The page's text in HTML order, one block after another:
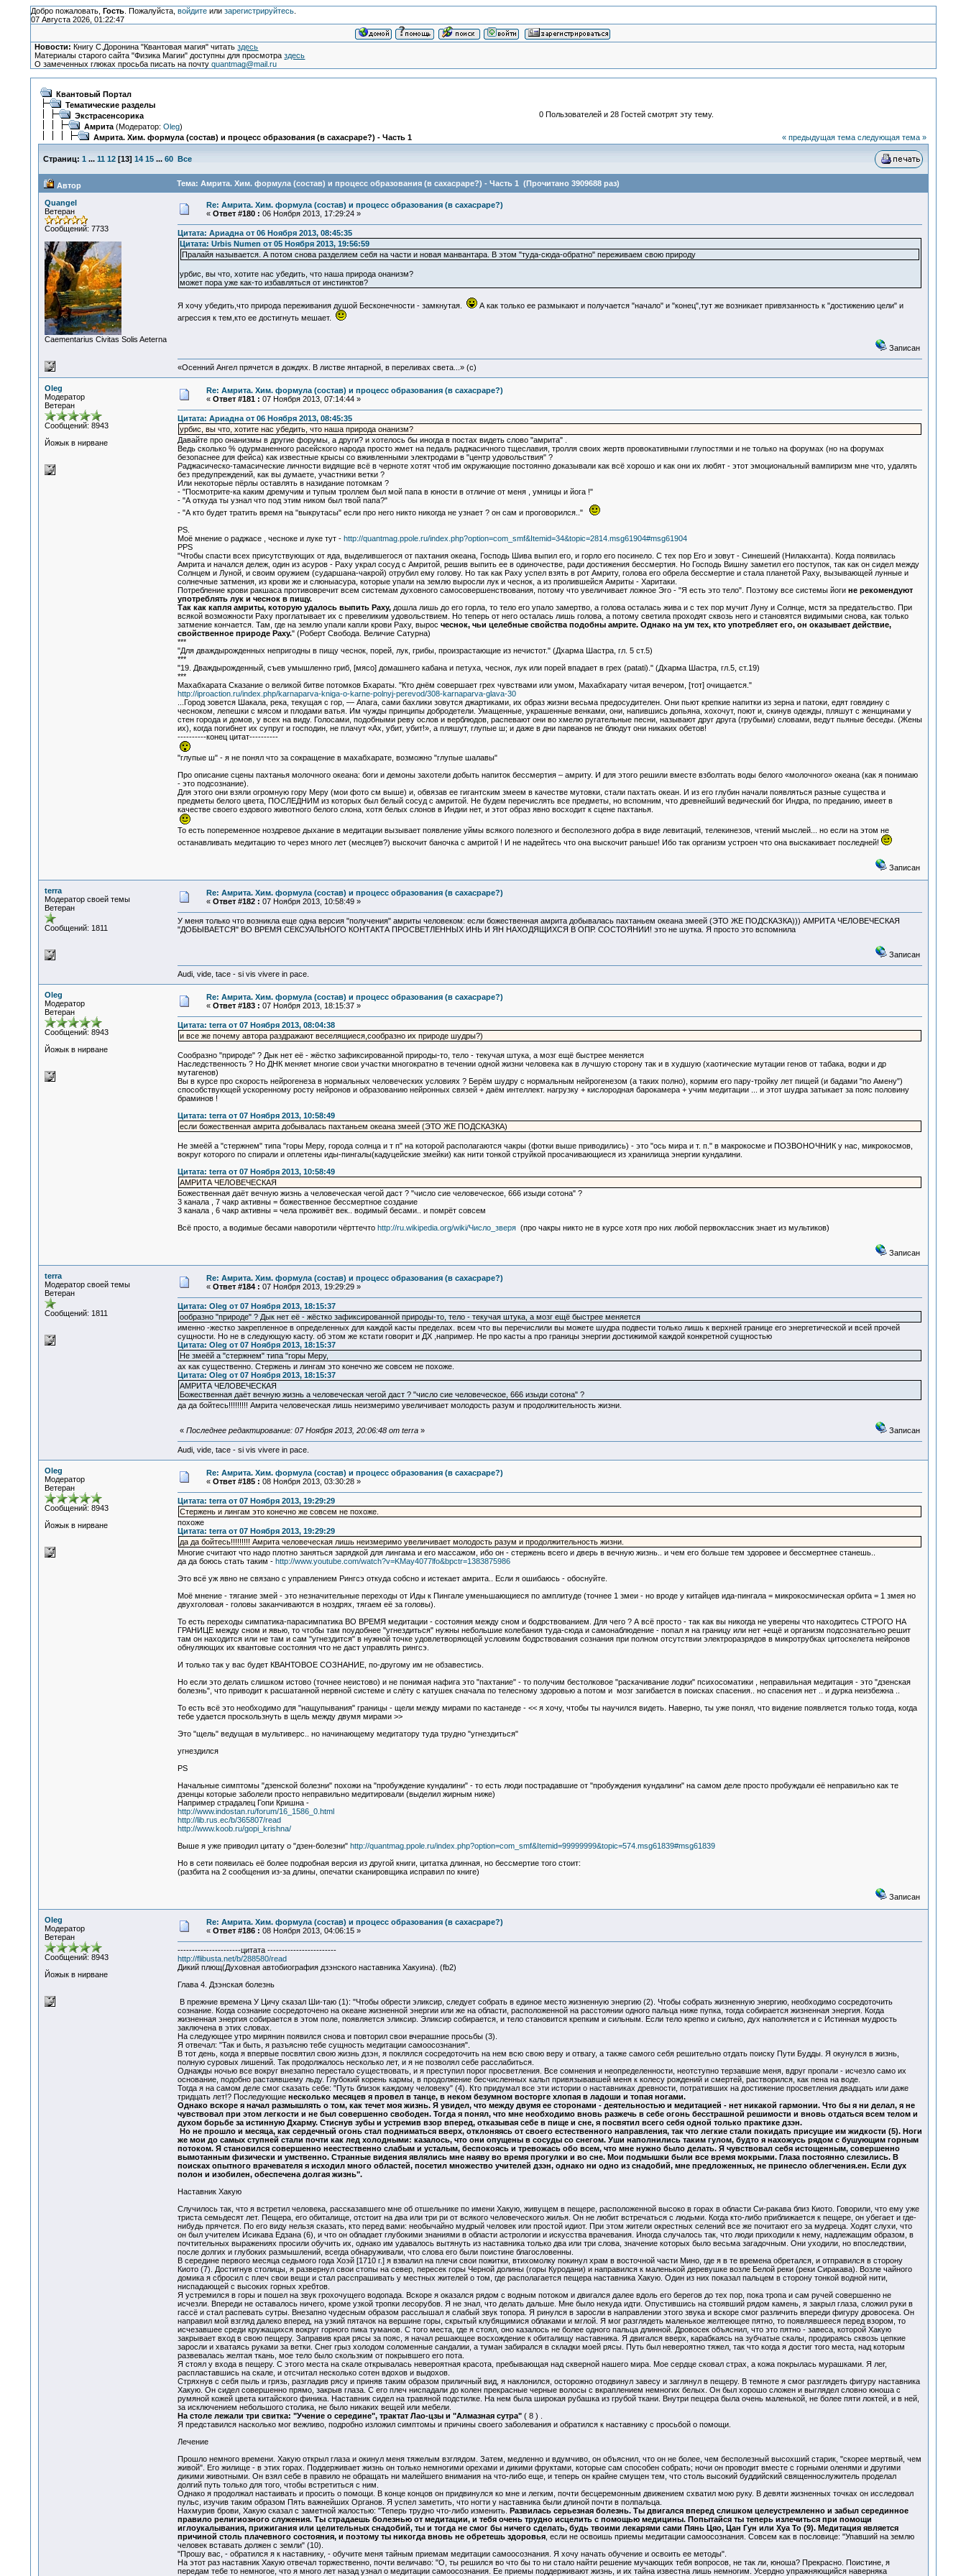
Добро пожаловать, Гость. Пожалуйста, войдитеили зарегистрируйтесь.
07 Августа 2026, 01:22:47
Новости: Книгу С.Доронина "Квантовая магия" читатьздесь
Материалы старого сайта "Физика Магии" доступны для просмотраздесь
О замеченных глюках просьба писать на почтуquantmag@mail.ru
Квантовый Портал
Тематические разделы
Экстрасенсорика
Амрита(Модератор: Oleg)
Амрита. Хим. формула (состав) и процесс образования (в сахасраре?) - Часть 1
0 Пользователей и 28 Гостей смотрят эту тему.
« предыдущая тема следующая тема »
Страниц: 1 ... 11 12[13] 14 15 ... 60 Все
Автор Тема: Амрита. Хим. формула (состав) и процесс образования (в сахасраре?) - Часть 1 (Прочитано 3909688 раз)
Quangel
Ветеран
Сообщений: 7733
Сaementarius Civitas Solis Aeterna
Re: Амрита. Хим. формула (состав) и процесс образования (в сахасраре?)
« Ответ #180 : 06 Ноября 2013, 17:29:24 »
Цитата: Ариадна от 06 Ноября 2013, 08:45:35
Цитата: Urbis Numen от 05 Ноября 2013, 19:56:59
Пралайя называется. А потом снова разделяем себя на части и новая манвантара. В этом "туда-сюда-обратно" переживаем свою природу
урбис, вы что, хотите нас убедить, что наша природа онанизм?
может пора уже как-то избавляться от инстинктов?
Я хочу убедить,что природа переживания душой Бесконечности - замкнутая.
А как только ее размыкают и получается "начало" и "конец",тут же возникает привязанность к "достижению цели" и
агрессия к тем,кто ее достигнуть мешает.
Записан
«Осенний Ангел прячется в дождях. В листве янтарной, в переливах света...» (c)
Oleg
Модератор
Ветеран
Сообщений: 8943
Йожык в нирване
Re: Амрита. Хим. формула (состав) и процесс образования (в сахасраре?)
« Ответ #181 : 07 Ноября 2013, 07:14:44 »
Цитата: Ариадна от 06 Ноября 2013, 08:45:35
урбис, вы что, хотите нас убедить, что наша природа онанизм?
Давайте про онанизмы в другие форумы, а други? и хотелось бы иногда в постах видеть слово "амрита" .
Ведь сколько % одурманенного расейского народа просто жмет на педаль раджасичного тщеславия, тролля своих жертв провокативными глупостями и не только на форумах (но на форумах
безопаснее для фейса) как известные крысы со вживленными электродами в "центр удовольствия" ?
Раджасическо-тамасические личности видящие всё в черноте хотят чтоб им окружающие постоянно доказывали как всё хорошо и как они их любят - этот эмоциональный вампиризм мне что, удалять
без предупреждений, как вы думаете, участники ветки ?
Или некоторые пёрлы оставлять в назидание потомкам ?
- "Посмотрите-ка каким дремучим и тупым троллем был мой папа в юности в отличие от меня , умницы и йога !"
- "А откуда ты узнал что под этим ником был твой папа?"
- "А кто будет тратить время на "выкрутасы" если про него никто никогда не узнает ? он сам и проговорился.."
PS.
Моё мнение о раджасе , чесноке и луке тут - http://quantmag.ppole.ru/index.php?option=com_smf&Itemid=34&topic=2814.msg61904#msg61904
PPS
"Чтобы спасти всех присутствующих от яда, выделившегося от пахтания океана, Господь Шива выпил его, и горло его посинело. С тех пор Его и зовут - Синешеий (Нилакханта). Когда появилась
Амрита и начался дележ, один из асуров - Раху украл сосуд с Амритой, решив выпить ее в одиночестве, ради достижения бессмертия. Но Господь Вишну заметил его поступок, так как он сидел между
Солнцем и Луной, и своим оружием (сударшана-чакрой) отрубил ему голову. Но так как Раху успел взять в рот Амриту, голова его обрела бессмертие и стала планетой Раху, вызывающей лунные и
солнечные затмения, из крови же и слюныасура, которые упали на землю выросли лук и чеснок, а из пролившейся Амриты - Харитаки.
Потребление крови ракшаса противовречит всем системам духовного самосовершенствования, потому что увеличивает ложное Эго - "Я есть это тело". Поэтому все системы йоги не рекомендуют
употреблять лук и чеснок в пищу.
Так как капля амриты, которую удалось выпить Раху,дошла лишь до его горла, то тело его упало замертво, а голова осталась жива и с тех пор мучит Луну и Солнце, мстя за предательство. При
всякой возможности Раху проглатывает их с превеликим удовольствием. Но теперь от него осталась лишь голова, а потому светила проходят сквозь него и становятся видимыми снова, как только
затмение кончается. Там, где на землю упали капли крови Раху, вырос чеснок, чьи целебные свойства подобны амрите. Однако на ум тех, кто употребляет его, он оказывает действие,
свойственное природе Раху." (Роберт Свобода. Величие Сатурна)
***
"Для дваждырожденных непригодны в пищу чеснок, порей, лук, грибы, произрастающие из нечистот." (Дхарма Шастра, гл. 5 ст.5)
***
"19. Дваждырожденный, съев умышленно гриб, [мясо] домашнего кабана и петуха, чеснок, лук или порей впадает в грех (patati)." (Дхарма Шастра, гл.5, ст.19)
***
Махабхарата Сказание о великой битве потомков Бхараты. "Кто днём совершает грех чувствами или умом, Махабхарату читая вечером, [тот] очищается."
http://iproaction.ru/index.php/karnaparva-kniga-o-karne-polnyj-perevod/308-karnaparva-glava-30
...Город зовется Шакала, река, текущая с гор, — Апага, сами бахлики зовутся джартиками, их образ жизни весьма предосудителен. Они пьют крепкие напитки из зерна и патоки, едят говядину с
чесноком, лепешки с мясом и плодами ватья. Им чужды принципы добродетели. Умащенные, украшенные венками, они, напившись допьяна, хохочут, поют и, скинув одежды, пляшут с женщинами у
стен города и домов, у всех на виду. Голосами, подобными реву ослов и верблюдов, распевают они во хмелю ругательные песни, называют друг друга (грубыми) словами, ведут пьяные беседы. (Жены
их), когда погибнет их супруг и господин, не плачут «Ах, убит, убит!», а пляшут, глупые ш; и даже в дни парванов не блюдут они никаких обетов!
----------конец цитат----------
"глупые ш" - я не понял что за сокращение в махабхарате, возможно "глупые шалавы"
Про описание сцены пахтанья молочного океана: боги и демоны захотели добыть напиток бессмертия – амриту. И для этого решили вместе взболтать воды белого «молочного» океана (как я понимаю
- это подсознание).
Для этого они взяли огромную гору Меру (мои фото см выше) и, обвязав ее гигантским змеем в качестве мутовки, стали пахтать океан. И из его глубин начали появляться разные существа и
предметы белого цвета, ПОСЛЕДНИМ из которых был белый сосуд с амритой. Не будем перечислять все предметы, но вспомним, что древнейший ведический бог Индра, по преданию, имеет в
качестве своего ездового животного белого слона, хотя белых слонов в Индии нет, и этот образ явно восходит к сцене пахтанья.
То есть попеременное ноздревое дыхание в медитации вызывает появление уймы всякого полезного и бесполезного добра в виде левитаций, телекинезов, чтений мыслей... но если на этом не
останавливать медитацию то через много лет (месяцев?) выскочит баночка с амритой ! И не надейтесь что она выскочит раньше! Ибо так организм устроен что она выскакивает последней!
Записан
terra
Модератор своей темы
Ветеран
Сообщений: 1811
Re: Амрита. Хим. формула (состав) и процесс образования (в сахасраре?)
« Ответ #182 : 07 Ноября 2013, 10:58:49 »
У меня только что возникла еще одна версия "получения" амриты человеком: если божественная амрита добывалась пахтаньем океана змеей (ЭТО ЖЕ ПОДСКАЗКА))) АМРИТА ЧЕЛОВЕЧЕСКАЯ
"ДОБЫВАЕТСЯ" ВО ВРЕМЯ СЕКСУАЛЬНОГО КОНТАКТА ПРОСВЕТЛЕННЫХ ИНЬ И ЯН НАХОДЯЩИХСЯ В ОПР. СОСТОЯНИИ! это не шутка. Я просто это вспомнила
Записан
Audi, vide, tace - si vis vivere in pace.
Oleg
Модератор
Ветеран
Сообщений: 8943
Йожык в нирване
Re: Амрита. Хим. формула (состав) и процесс образования (в сахасраре?)
« Ответ #183 : 07 Ноября 2013, 18:15:37 »
Цитата: terra от 07 Ноября 2013, 08:04:38
и все же почему автора раздражают веселящиеся,сообразно их природе шудры?)
Сообразно "природе" ? Дык нет её - жёстко зафиксированной природы-то, тело - текучая штука, а мозг ещё быстрее меняется
Наследственность ? Но ДНК меняет многие свои участки многократно в течении одной жизни человека как в лучшую сторону так и в худшую (хаотические мутации генов от табака, водки и др
мутагенов)
Вы в курсе про скорость нейрогенеза в нормальных человеческих условиях ? Берём шудру с нормальным нейрогенезом (а таких полно), кормим его пару-тройку лет пищей (и бадами "по Амену")
способствующей ускоренному росту нейронов и образованию нейронных связей + даём интеллект. нагрузку + кислородная барокамера + учим медитации ... и этот шудра затыкает за пояс половину
браминов !
Цитата: terra от 07 Ноября 2013, 10:58:49
если божественная амрита добывалась пахтаньем океана змеей (ЭТО ЖЕ ПОДСКАЗКА)
Не змеёй а "стержнем" типа "горы Меру, города солнца и т п" на которой располагаются чакры (фотки выше приводились) - это "ось мира и т. п." в макрокосме и ПОЗВОНОЧНИК у нас, микрокосмов,
вокруг которого по спирали и оплетены иды-пингалы(кадуцейские змейки) как нити тонкой струйкой просачивающиеся из хранилища энергии кундалини.
Цитата: terra от 07 Ноября 2013, 10:58:49
АМРИТА ЧЕЛОВЕЧЕСКАЯ
Божественная даёт вечную жизнь а человеческая чегой даст ? "число сие человеческое, 666 изыди сотона" ?
3 канала , 7 чакр активны = божественное бессмертное создание
3 канала , 6 чакр активны = чела проживёт век.. водимый бесами.. и помрёт совсем
Всё просто, а водимые бесами наворотили чёрттечто http://ru.wikipedia.org/wiki/Число_зверя(про чакры никто не в курсе хотя про них любой первоклассник знает из мультиков)
Записан
terra
Модератор своей темы
Ветеран
Сообщений: 1811
Re: Амрита. Хим. формула (состав) и процесс образования (в сахасраре?)
« Ответ #184 : 07 Ноября 2013, 19:29:29 »
Цитата: Oleg от 07 Ноября 2013, 18:15:37
ообразно "природе" ? Дык нет её - жёстко зафиксированной природы-то, тело - текучая штука, а мозг ещё быстрее меняется
именно -жестко закрепленное в определенных для каждой касты пределах. всем что вы перечислили вы можете шудра подвести только лишь к верхней границе его энергетической и всей прочей
сущности. Но не в следующую касту. об этом же кстати говорит и ДХ ,например. Не про касты а про границы энергии достижимой каждой конкретной сущностью
Цитата: Oleg от 07 Ноября 2013, 18:15:37
Не змеёй а "стержнем" типа "горы Меру,
ах как существенно. Стержень и лингам это конечно же совсем не похоже.
Цитата: Oleg от 07 Ноября 2013, 18:15:37
АМРИТА ЧЕЛОВЕЧЕСКАЯ
Божественная даёт вечную жизнь а человеческая чегой даст ? "число сие человеческое, 666 изыди сотона" ?
да да бойтесь!!!!!!!!! Амрита человеческая лишь неизмеримо увеличивает молодость разум и продолжительность жизни.
« Последнее редактирование: 07 Ноября 2013, 20:06:48 от terra» Записан
Audi, vide, tace - si vis vivere in pace.
Oleg
Модератор
Ветеран
Сообщений: 8943
Йожык в нирване
Re: Амрита. Хим. формула (состав) и процесс образования (в сахасраре?)
« Ответ #185 : 08 Ноября 2013, 03:30:28 »
Цитата: terra от 07 Ноября 2013, 19:29:29
Стержень и лингам это конечно же совсем не похоже.
похоже
Цитата: terra от 07 Ноября 2013, 19:29:29
да да бойтесь!!!!!!!!! Амрита человеческая лишь неизмеримо увеличивает молодость разум и продолжительность жизни.
Многие считают что надо плотно заняться зарядкой для лингама и его массажом, ибо он - стержень всего и дверь в вечную жизнь.. и чем его больше тем здоровее и бессмертнее станешь..
да да боюсь стать таким - http://www.youtube.com/watch?v=KMay4077lfo&bpctr=1383875986
Это всё уж явно не связано с управлением Рингсэ откуда собсно и истекает амрита.. Если я ошибаюсь - обоснуйте.
Моё мнение - тягание змей - это незначительные переходы от Иды к Пингале уменьшающиеся по амплитуде (точнее 1 змеи - но вроде у китайцев ида-пингала = микрокосмическая орбита = 1 змея но
двухголовая - головы заканчиваются в ноздрях, тягаем её за головы).
То есть переходы симпатика-парасимпатика ВО ВРЕМЯ медитации - состояния между сном и бодрствованием. Для чего ? А всё просто - так как вы никогда не уверены что находитесь СТРОГО НА
ГРАНИЦЕ между сном и явью, то чтобы там поудобнее "угнездиться" нужны небольшие колебания туда-сюда и самонаблюдение - попал я на границу или нет +ещё и организм подсознательно решит
там он находится или не там и сам "угнездится" в нужной точке удовлетворяющей условиям бодрствования сознания при полном отсутствии электроразрядов в микротрубках цитоскелета нейронов
обнуляющих их квантовые состояния что не даст управлять рингсэ.
И только так у вас будет КВАНТОВОЕ СОЗНАНИЕ, по-другому им не обзавестись.
Но если это делать слишком истово (точнее неистово) и не понимая нафига это "пахтание" - то получим бестолковое "раскачивание лодки" психосоматики , неправильная медитация - это "дзенская
болезнь", что приводит к расшатанной нервной системе и слёту с катушек сначала по телесному здоровью а потом и мозг загибается в поисках спасения.. но спасения нет .. и дурка неизбежна ..
То есть всё это необходимо для "нащупывания" границы - щели между мирами по кастанеде - << я хочу, чтобы ты научился видеть. Наверно, ты уже понял, что видение появляется только тогда, когда
тебе удается проскользнуть в щель между двумя мирами >>
Это "щель" ведущая в мультиверс.. но начинающему медитатору туда трудно "угнездиться"
угнездился
PS
Начальные симптомы "дзенской болезни" похожи на "пробуждение кундалини" - то есть люди пострадавшие от "пробуждения кундалини" на самом деле просто пробуждали её неправильно как те
дзенцы которые заболели просто неправильно медитировали (выделил жирным ниже)
Например страдалец Гопи Кришна -
http://www.indostan.ru/forum/16_1586_0.html
http://lib.rus.ec/b/365807/read
http://www.koob.ru/gopi_krishna/
Выше я уже приводил цитату о "дзен-болезни" http://quantmag.ppole.ru/index.php?option=com_smf&Itemid=99999999&topic=574.msg61839#msg61839
Но в сети появилась её более подробная версия из другой книги, цитатка длинная, но бессмертие того стоит:
(разбита на 2 сообщения из-за длины, опечатки сканировщика исправил по книге)
Записан
Oleg
Модератор
Ветеран
Сообщений: 8943
Йожык в нирване
Re: Амрита. Хим. формула (состав) и процесс образования (в сахасраре?)
« Ответ #186 : 08 Ноября 2013, 04:06:15 »
----------------------цитата ------------------------
http://flibusta.net/b/288580/read
Дикий плющ(Духовная автобиография дзэнского наставника Хакуина). (fb2)
Глава 4. Дзэнская болезнь
В прежние времена У Цичу сказал Ши-таю (1): "Чтобы обрести эликсир, следует собрать в единое место жизненную энергию (2). Чтобы собрать жизненную энергию, необходимо сосредоточить
сознание. Когда сознание сосредоточено на океане жизненной энергии или же на области, расположенной на расстоянии одного пальца ниже пупка, тогда собирается жизненная энергия. Когда
жизненная энергия собирается в этом поле, появляется эликсир. Эликсир собирается, и тело становится крепким и сильным. Если тело крепко и сильно, дух наполняется и с Истинная мудрость
заключена в этих словах.
На следующее утро мирянин появился снова и повторил свои вчерашние просьбы (3).
Я отвечал: "Так и быть, я разъясню тебе сущность медитации самоосознания".
В тот день, когда я впервые посвятил свою жизнь дзэн, я поклялся сосредоточить на нем всю свою веру и отвагу, а также самого себя решительно отдать поиску Пути Будды. Я окунулся в жизнь,
полную суровых лишений. Так продолжалось несколько лет, и я не позволял себе расслабиться.
Однажды ночью все вокруг внезапно перестало существовать, и я преступил порог просветления. Все сомнения и неопределенности, неотступно терзавшие меня, вдруг пропали - исчезло само их
основание, подобно растаявшему льду. Глубокий корень кармы, в продолжение бесчисленных кальп привязывавшей меня к колесу рождений и смертей, растворился, как пена на воде.
Тогда я на самом деле смог сказать себе: "Путь близок каждому человеку" (4). Кто придумал все эти истории о наставниках древности, потративших на достижение просветления двадцать или даже
тридцать лет!? Последующие несколько месяцев я провел в танце, в неком безумном восторге хлопая в ладоши и топая ногами.
Однако вскоре я начал размышлять о том, как течет моя жизнь. Я увидел, что между двумя ее сторонами - деятельностью и медитацией - нет никакой гармонии. Что бы я ни делал, я не
чувствовал при этом легкости и не был совершенно свободен. Тогда я понял, что мне необходимо вновь разжечь в себе огонь бесстрашной решимости и вновь отдаться всем телом и
духом борьбе за истинную Дхарму. Стиснув зубы и устремив взор вперед, отказывая себе в пище и сне, я посвятил всего себя одной только практике дзэн.
Но не прошло и месяца, как сердечный огонь стал подниматься вверх, отклоняясь от своего естественного направления, так что легкие стали покидать присущие им жидкости (5). Ноги
же мои до самых ступней стали почти как лед холодными: казалось, что они опущены в сосуды со снегом. Уши наполнились таким гулом, будто я нахожусь рядом с бушующим горным
потоком. Я становился совершенно неестественно слабым и усталым, беспокоясь и тревожась обо всем, что мне нужно было делать. Я чувствовал себя истощенным, совершенно
вымотанным физически и умственно. Странные видения являлись мне наяву во время прогулки и во сне. Мои подмышки были все время мокрыми. Глаза постоянно слезились. В
поисках опытного врачевателя я исходил много областей, посетил множество учителей дзэн, однако ни одно из снадобий, мне предложенных, не принесло облегчения.ен. Если дух
полон и изобилен, обеспечена долгая жизнь".
Наставник Хакую
Случилось так, что я встретил человека, рассказавшего мне об отшельнике по имени Хакую, живущем в пещере, расположенной высоко в горах в области Си-ракава близ Киото. Говорили, что ему уже
триста семьдесят лет. Пещера, его обиталище, отстоит на два или три ри от всякого человеческого жилья. Он не любит встречаться с людьми. Когда кто-либо приближается к пещере, он убегает и где-
нибудь прячется. По его виду нельзя сказать, кто перед вами: необычайно мудрый человек или простой идиот. При этом жители окрестных селений все же почитают его за мудреца. Ходят слухи, что
он был учителем Исикава Едзана (6), и что он обладает глубокими знаниями в области астрологии и искусства врачевания. Иногда случалось так, что люди приходили к нему, надлежащим образом, в
почтительных выражениях просили обучить их, однако им удавалось вытянуть из наставника только два или три слова, значение которых было весьма загадочным. Они уходили, но впоследствии,
после долгих и глубоких размышлений, всегда обнаруживали, что слова его были поистине благословенны.
В середине первого месяца седьмого года Хоэй [1710 г.] я взвалил на плечи свои пожитки, втихомолку покинул храм в восточной части Мино, где я в те времена обретался, и отправился в сторону
Киото (7). Достигнув столицы, я развернул свои стопы на север, пересек горы Черной долины (горы Куродани) и направился к маленькой деревушке возле Белой реки (реки Сиракава). Возле чайного
домика я сбросил с плеч свои вещи и стал расспрашивать у местных жителей о том, где располагается пещера наставника Хакую. Один из них показал пальцем в сторону тонкой водной нити,
ниспадающей с высоких горных хребтов.
Я устремился в горы и пошел на звук грохочущего водопада. Вскоре я оказался рядом с водным потоком и двигался далее вдоль его берегов до тех пор, пока тропа и сам ручей совершенно не
исчезли. Впереди не оставалось ничего, кроме узкой тропки лесорубов. Я не знал, что делать дальше. Мне было некуда идти. Опустившись на стоявший рядом камень, я закрыл глаза, сложил руки в
гассё и стал распевать сутры. Внезапно чудесным образом расслышал я слабый звук топора. Я ринулся в заросли в направлении этого звука и вскоре смог различить впереди фигуру дровосека. Он
направил мой взгляд далеко вперед, на узкий пятачок на вершине горы, скрытый клубящимися облаками и мглой. Я мог разглядеть маленькое желтеющее пятно, то появлявшееся перед взором, то
исчезавшее среди кружащихся вокруг горного пика туманов. С того места, где я стоял, оно казалось не более одного пальца длинной. Дровосек объяснил, что это пятно - завеса, которой Хакую
закрывает вход в свою пещеру. Заправив края рясы за пояс, я начал решающее восхождение к обиталищу наставника. Я двигался вверх, карабкаясь на зубчатые скалы, продираясь сквозь цепкие
заросли и хватаясь руками за ветки. Снег грыз холодом соломенные сандалии, а туман забирался в складки моей рясы. Путь был невероятно тяжел, так что когда я достиг того места, над которым
развевалась желтая ткань, мое тело было скользким от покрывшего его пота.
Я стоял у входа в пещеру. С этого места на скале открывалась невероятная красота, пребывающая над скверной нашего мира. Мое сердце сковал страх, а кожа покрылась мурашками. Я лег,
распластавшись на скале, и отсчитал несколько сотен вдохов и выдохов.
Стряхнув с себя пыль и грязь, разгладив рясу и приняв таким образом приличный вид, я наклонился, осторожно отодвинул завесу и заглянул в пещеру. В темноте я смог разглядеть фигуру наставника
Хакую. Он сидел совершенно прямо, закрыв глаза. С его плеч ниспадали до колен прекрасные черные волосы с вкраплением немногих белых. Он был хорошо сложен и выглядел словно юноша с
румяной кожей цвета китайского финика. Наставник сидел на травяной подстилке. На нем была широкая рубашка из грубой ткани. Внутри пещера была очень маленькой, не более пяти локтей, и в ней,
за исключением небольшого столика, не было никаких вещей или мебели.
На столе лежали три свитка: "Учение о середине", трактат Лао-цзы и "Алмазная сутра" ( 8 ) .
Я представился насколько мог вежливо, подробно изложил симптомы и причины своего заболевания и обратился к наставнику с просьбой о помощи.
Лечение
Прошло немного времени. Хакую открыл глаза и окинул меня тяжелым взглядом. Затем, медленно и вдумчиво, он объяснил, что он не более, чем бесполезный высохший старик, "скорее мертвый, чем
живой". Его жилище - в этих горах. Поддерживает жизнь он только немногими орехами и дикими фруктами, которые сам способен собрать; ночи он проводит вместе с горными оленями и другими
дикими животными. Он взял себе в правило не обращать ни малейшего внимания на что-либо еще, и теперь он крайне смущен тем, что столь высокий буддийский священнослужитель проделал
долгий путь только для того, чтобы встретиться с ним.
Однако я продолжал настаивать и просить о помощи. В конце концов он придвинулся ко мне и легким, почти бесцеремонным движением схватил мою руку. В девяти жизненных точках он исследовал
пульс, изучив таким образом Пять важнейших Органов. Я успел заметить, что ногти у наставника были длиной почти в полпальца.
Нахмурив брови, Хакую сказал с заметной жалостью: "Теперь трудно что-либо изменить.
Развилась серьезная болезнь. Ты двигался вперед слишком целеустремленно и забыл серединное
правило религиозного служения. Ты страдаешь болезнью от медитации, и тебя очень трудно исцелить с помощью медицины. Попытайся ты теперь излечиться при помощи
иглоукалывания, прижигания или целительных снадобий, ты и тогда не смог бы ничего сделать, будь твоими лекарями сами Пянь Цяо, Цан Гун или Хуа То (9). Медитация является
причиной столь плачевного состояния, и поэтому ты никогда вновь не обретешь здоровья, если не освоишь приемы медитации самоосознания. Совсем как в пословице: "Упавший на землю
человек вставать должен с земли" (10).
"Прошу вас, - обратился я к наставнику, - обучите меня тайным приемам медитации самоосознания. Я хочу начать обучение и освоить ее методы".
На этот раз наставник Хакую отвечал торжественно, почти величаво: "О, ты решился во что бы то ни стало найти решение мучающих тебя вопросов, не так ли, юноша? Прекрасно. Поистине, я
передам тебе то немногое, что я много лет назад узнал о медитации самоосознания. Ее приемы поддерживают жизнь, и их тайна известна лишь немногим. Усердно упражняющийся наверняка